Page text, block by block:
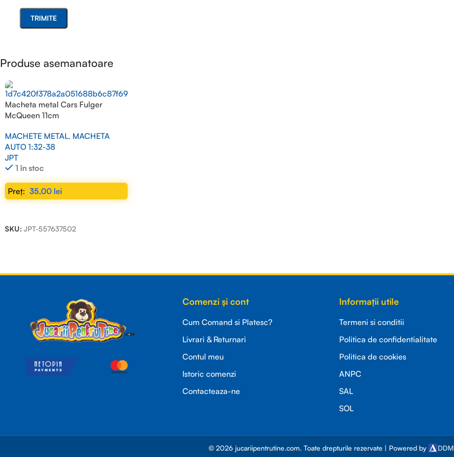
Produse asemanatoare
Macheta metal Cars Fulger
McQueen 11cm
MACHETE METAL, MACHETA
AUTO 1:32-38
JPT
1 în stoc
35,00 lei
SKU: JPT-557637502
Comenzi și cont
Cum Comand si Platesc?
Livrari & Returnari
Contul meu
Istoric comenzi
Contacteaza-ne
Informații utile
Termeni si conditii
Politica de confidentialitate
Politica de cookies
ANPC
SAL
SOL
© 2026 jucariipentrutine.com. Toate drepturile rezervate | Powered by DDM